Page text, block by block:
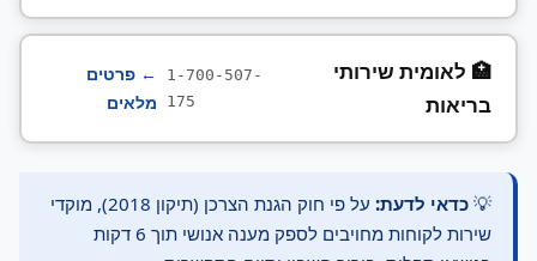
🏥 לאומית שירותי
בריאות
1-700-507-
175
← פרטים
מלאים
💡 כדאי לדעת:
על פי חוק הגנת הצרכן (תיקון 2018), מוקדי
שירות לקוחות מחויבים לספק מענה אנושי תוך 6 דקות